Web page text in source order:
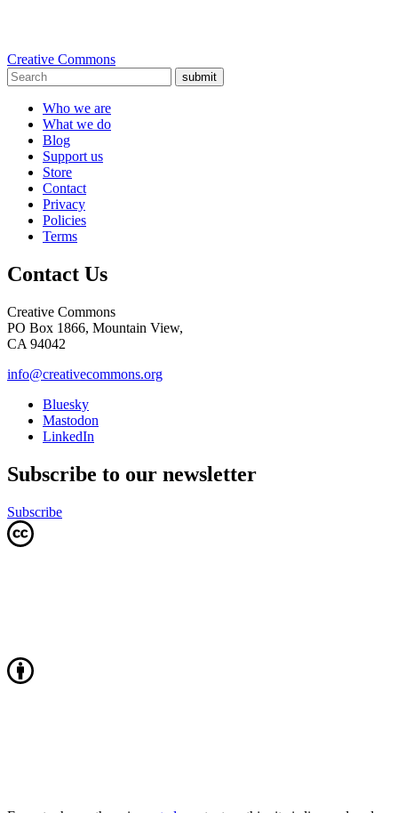
Creative Commons
submit
Who we are
What we do
Blog
Support us
Store
Contact
Privacy
Policies
Terms
Contact Us
Creative Commons
PO Box 1866, Mountain View,
CA 94042
info@creativecommons.org
Bluesky
Mastodon
LinkedIn
Subscribe to our newsletter
Subscribe